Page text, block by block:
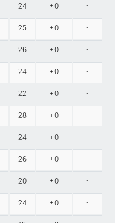
24 +0 -
25 +0 -
26 +0 -
24 +0 -
22 +0 -
28 +0 -
24 +0 -
26 +0 -
20 +0 -
24 +0 -